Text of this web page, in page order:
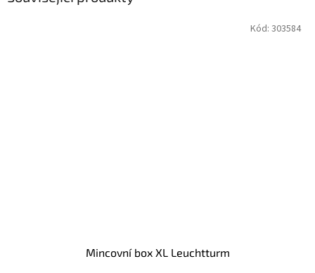
Mincovní box XL Leuchtturm
Kód: 303584